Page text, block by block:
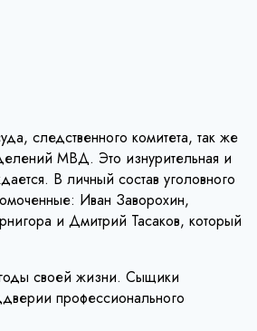
следственного комитета, так же
МВД. Это изнурительная и
В личный состав уголовного
Иван Заворохин,
и Дмитрий Тасаков, который
своей жизни. Сыщики
профессионального